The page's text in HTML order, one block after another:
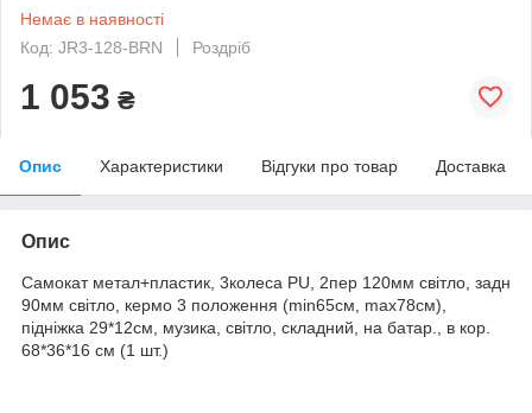
Немає в наявності
Код: JR3-128-BRN
Роздріб
1 053 ₴
Опис Характеристики Відгуки про товар Доставка
Опис
Самокат метал+пластик, 3колеса PU, 2пер 120мм світло, задн
90мм світло, кермо 3 положення (min65см, max78см),
підніжка 29*12см, музика, світло, складний, на батар., в кор.
68*36*16 см (1 шт.)